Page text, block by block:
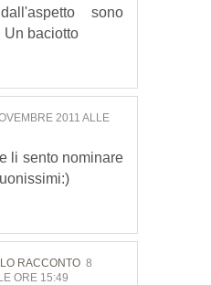
sono
Un baciotto
2011 ALLE
li sento nominare
RACCONTO 8
ORE 15:49